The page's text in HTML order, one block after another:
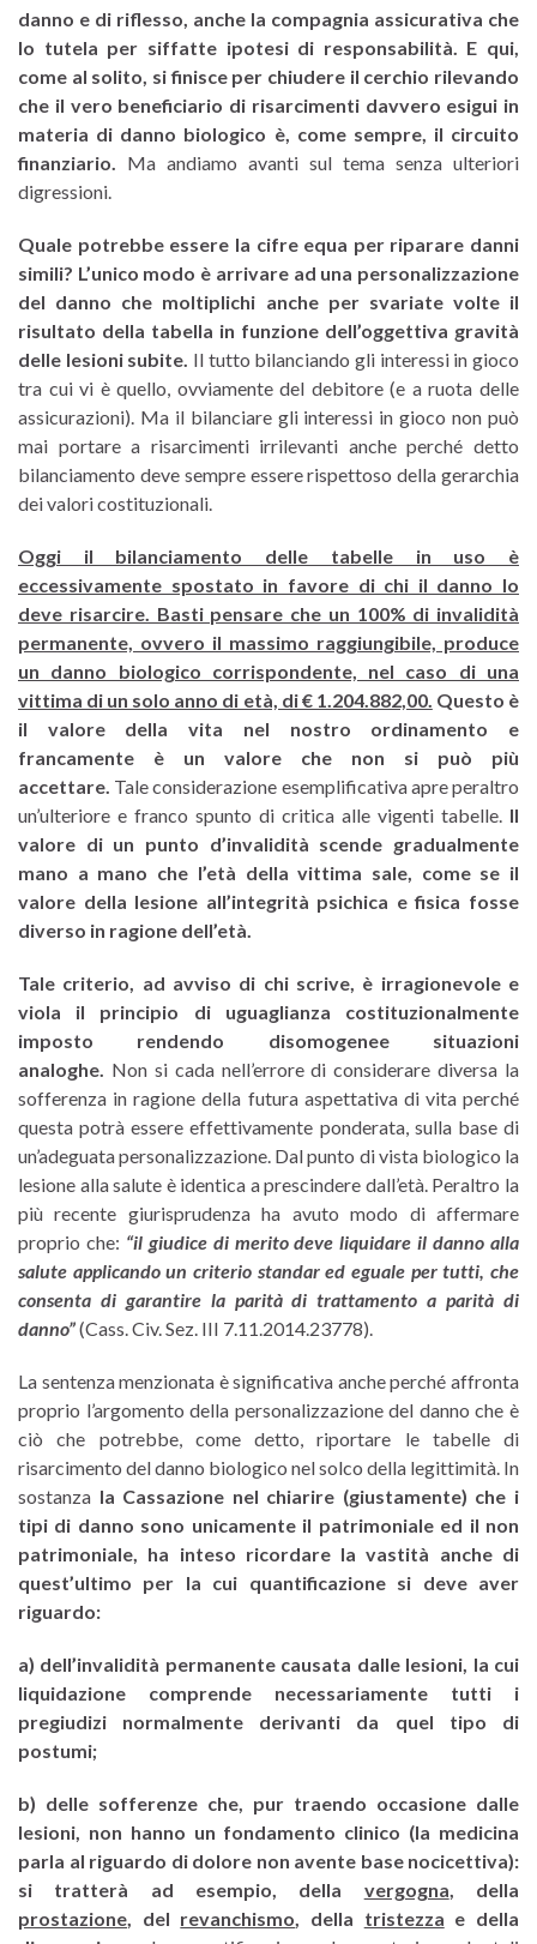
danno e di riflesso, anche la compagnia assicurativa che
lo tutela per siffatte ipotesi di responsabilità. E qui,
come al solito, si finisce per chiudere il cerchio rilevando
che il vero beneficiario di risarcimenti davvero esigui in
materia di danno biologico è, come sempre, il circuito
finanziario. Ma andiamo avanti sul tema senza ulteriori
digressioni.
Quale potrebbe essere la cifre equa per riparare danni
simili? L’unico modo è arrivare ad una personalizzazione
del danno che moltiplichi anche per svariate volte il
risultato della tabella in funzione dell’oggettiva gravità
delle lesioni subite. Il tutto bilanciando gli interessi in gioco
tra cui vi è quello, ovviamente del debitore (e a ruota delle
assicurazioni). Ma il bilanciare gli interessi in gioco non può
mai portare a risarcimenti irrilevanti anche perché detto
bilanciamento deve sempre essere rispettoso della gerarchia
dei valori costituzionali.
Oggi il bilanciamento delle tabelle in uso è
eccessivamente spostato in favore di chi il danno lo
deve risarcire. Basti pensare che un 100% di invalidità
permanente, ovvero il massimo raggiungibile, produce
un danno biologico corrispondente, nel caso di una
vittima di un solo anno di età, di € 1.204.882,00. Questo è
il valore della vita nel nostro ordinamento e
francamente è un valore che non si può più
accettare. Tale considerazione esemplificativa apre peraltro
un’ulteriore e franco spunto di critica alle vigenti tabelle. Il
valore di un punto d’invalidità scende gradualmente
mano a mano che l’età della vittima sale, come se il
valore della lesione all’integrità psichica e fisica fosse
diverso in ragione dell’età.
Tale criterio, ad avviso di chi scrive, è irragionevole e
viola il principio di uguaglianza costituzionalmente
imposto rendendo disomogenee situazioni
analoghe. Non si cada nell’errore di considerare diversa la
sofferenza in ragione della futura aspettativa di vita perché
questa potrà essere effettivamente ponderata, sulla base di
un’adeguata personalizzazione. Dal punto di vista biologico la
lesione alla salute è identica a prescindere dall’età. Peraltro la
più recente giurisprudenza ha avuto modo di affermare
proprio che: “il giudice di merito deve liquidare il danno alla
salute applicando un criterio standar ed eguale per tutti, che
consenta di garantire la parità di trattamento a parità di
danno”(Cass. Civ. Sez. III 7.11.2014.23778).
La sentenza menzionata è significativa anche perché affronta
proprio l’argomento della personalizzazione del danno che è
ciò che potrebbe, come detto, riportare le tabelle di
risarcimento del danno biologico nel solco della legittimità. In
sostanza la Cassazione nel chiarire (giustamente) che i
tipi di danno sono unicamente il patrimoniale ed il non
patrimoniale, ha inteso ricordare la vastità anche di
quest’ultimo per la cui quantificazione si deve aver
riguardo:
a) dell’invalidità permanente causata dalle lesioni, la cui
liquidazione comprende necessariamente tutti i
pregiudizi normalmente derivanti da quel tipo di
postumi;
b) delle sofferenze che, pur traendo occasione dalle
lesioni, non hanno un fondamento clinico (la medicina
parla al riguardo di dolore non avente base nocicettiva):
si tratterà ad esempio, della vergogna, della
prostazione, del revanchismo, della tristezza e della